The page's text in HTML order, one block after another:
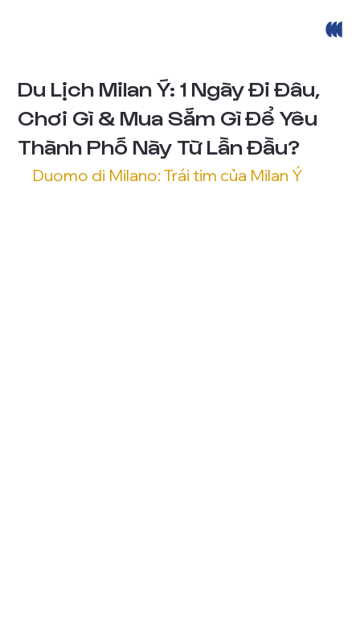
Du Lịch Milan Ý: 1 Ngày Đi Đâu,
Chơi Gì & Mua Sắm Gì Để Yêu
Thành Phố Này Từ Lần Đầu?
Duomo di Milano: Trái tim của Milan Ý